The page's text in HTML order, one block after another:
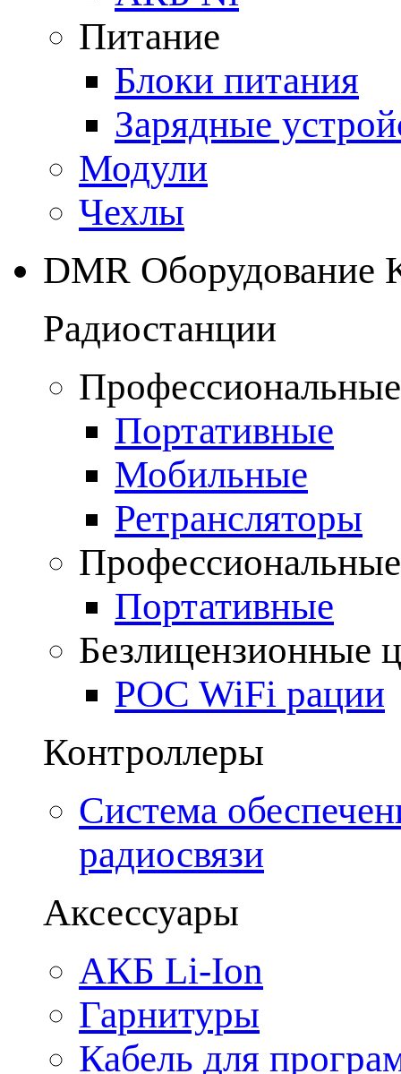
Питание
Блоки питания
Зарядные
Модули
Чехлы
DMR Оборудование
Радиостанции
Портативные
Мобильные
Ретрансляторы
Портативные
Безлицензионные
POC WiFi рации
Контроллеры
Система
радиосвязи
Аксессуары
АКБ Li-Ion
Гарнитуры
Кабель для